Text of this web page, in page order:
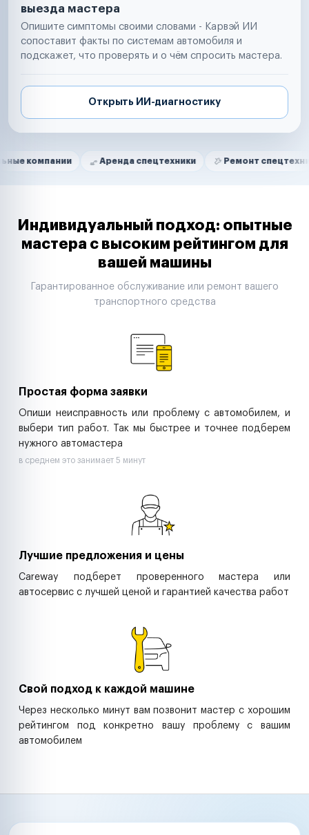
выезда мастера
Опишите симптомы своими словами - Карвэй ИИ
сопоставит факты по системам автомобиля и
подскажет, что проверять и о чём спросить мастера.
Открыть ИИ-диагностику
Нам доверяют
Аренда спецтехники Ремонт спецтехники
Маркетплейсы
Таксопарки
Автодилеры
Строительные компании
Аренда спецтехники
Индивидуальный подход: опытные
мастера с высоким рейтингом для
вашей машины
Гарантированное обслуживание или ремонт вашего
транспортного средства
Простая форма заявки
Опиши неисправность или проблему с автомобилем, и
выбери тип работ. Так мы быстрее и точнее подберем
нужного автомастера
в среднем это занимает 5 минут
Лучшие предложения и цены
Careway подберет проверенного мастера или
автосервис с лучшей ценой и гарантией качества работ
Свой подход к каждой машине
Через несколько минут вам позвонит мастер с хорошим
рейтингом под конкретно вашу проблему с вашим
автомобилем